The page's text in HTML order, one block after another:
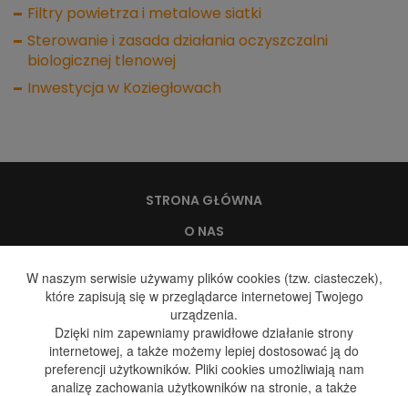
Filtry powietrza i metalowe siatki
Sterowanie i zasada działania oczyszczalni
biologicznej tlenowej
Inwestycja w Koziegłowach
STRONA GŁÓWNA
O NAS
DYSTRYBUCJA WODY
DYSTRYBUCJA GAZU
GALERIA
BLOG
W naszym serwisie używamy plików cookies (tzw. ciasteczek),
które zapisują się w przeglądarce internetowej Twojego
urządzenia.
Dzięki nim zapewniamy prawidłowe działanie strony
internetowej, a także możemy lepiej dostosować ją do
preferencji użytkowników. Pliki cookies umożliwiają nam
analizę zachowania użytkowników na stronie, a także